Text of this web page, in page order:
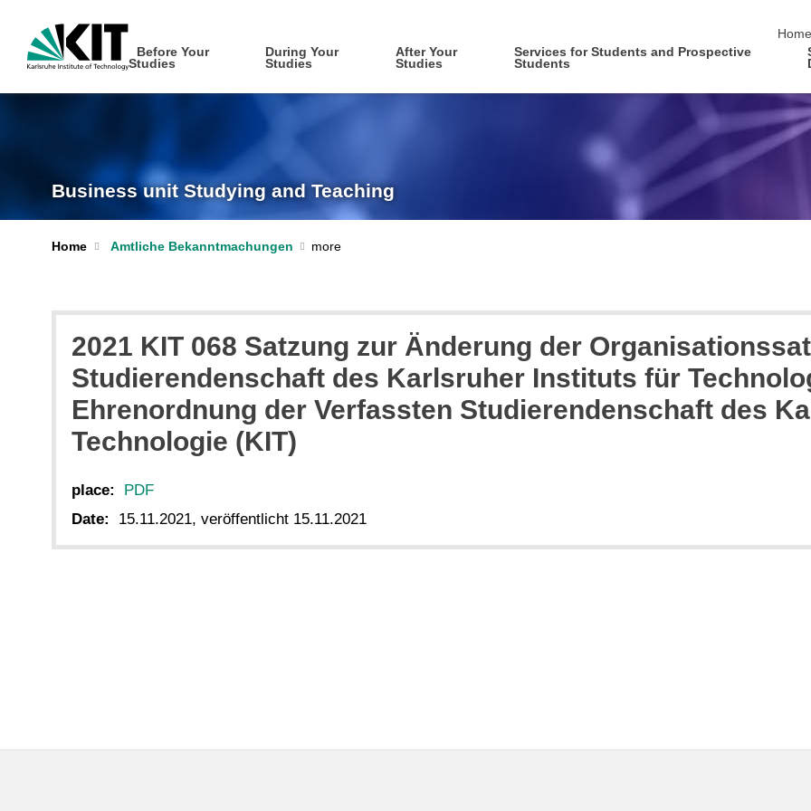
Home
Before Your
Studies
During Your
Studies
After Your
Studies
Services for Students and Prospective
Students
Business unit Studying and Teaching
Home Amtliche Bekanntmachungen
2021 KIT 068 Satzung zur Änderung der
Studierendenschaft des Karlsruher Instituts für
Ehrenordnung der Verfassten Studierendenschaft des
Technologie (KIT)
place:
PDF
Date:
15.11.2021, veröffentlicht 15.11.2021